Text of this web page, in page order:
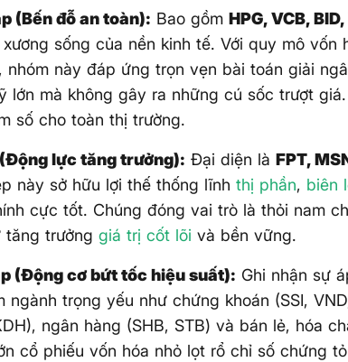
(Bến đỗ an toàn): Bao gồmHPG, VCB,
sống của nền kinh tế. Với quy mô vốn
nhóm này đáp ứng trọn vẹn bài toán giải
lớn mà không gây ra những cú sốc trượt
số cho toàn thị trường.
lực tăng trưởng): Đại diện làFPT,
này sở hữu lợi thế thống lĩnhthị phần, biên
cực tốt. Chúng đóng vai trò là thỏi nam
tăng trưởnggiá trị cốt lõi và bền vững.
(Động cơ bứt tốc hiệu suất): Ghi nhận sự
ngành trọng yếu như chứng khoán (SSI,
ngân hàng (SHB, STB) và bán lẻ, hóa
cổ phiếu vốn hóa nhỏ lọt rổ chỉ số chứng